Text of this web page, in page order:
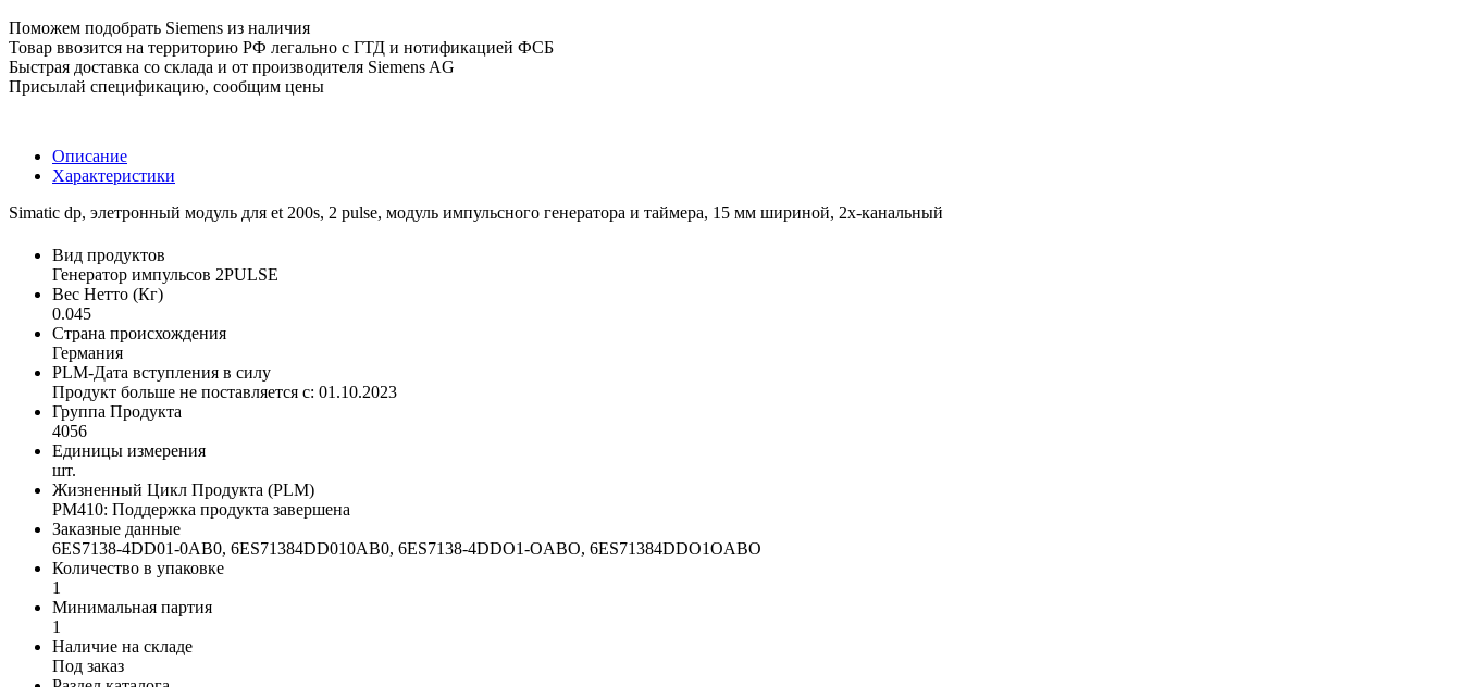
Поможем подобрать Siemens из наличия
Товар ввозится на территорию РФ легально с ГТД и нотификацией ФСБ
Быстрая доставка со склада и от производителя Siemens AG
Присылай спецификацию, сообщим цены
Описание
Характеристики
Simatic dp, элетронный модуль для et 200s, 2 pulse, модуль импульсного генератора и таймера, 15 мм шириной, 2х-канальный
Вид продуктов
Генератор импульсов 2PULSE
Вес Нетто (Кг)
0.045
Страна происхождения
Германия
PLM-Дата вступления в силу
Продукт больше не поставляется с: 01.10.2023
Группа Продукта
4056
Единицы измерения
шт.
Жизненный Цикл Продукта (PLM)
PM410: Поддержка продукта завершена
Заказные данные
6ES7138-4DD01-0AB0, 6ES71384DD010AB0, 6ES7138-4DDO1-OABO, 6ES71384DDO1OABO
Количество в упаковке
1
Минимальная партия
1
Наличие на складе
Под заказ